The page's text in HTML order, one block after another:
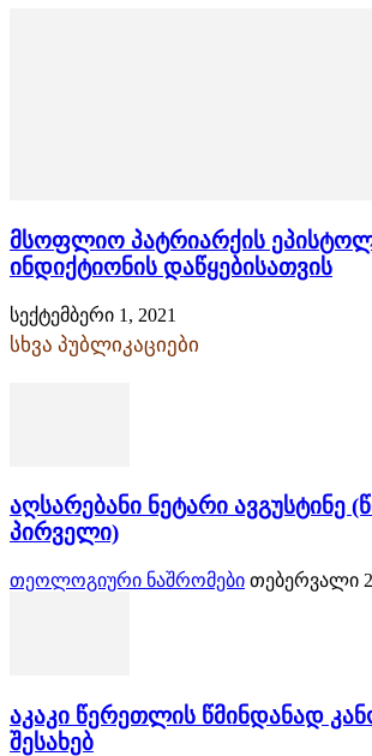
მსოფლიო პატრიარქის
ინდიქტიონის დაწყებისათვის
სექტემბერი 1, 2021
სხვა პუბლიკაციები
აღსარებანი ნეტარი ავგუსტინე
პირველი)
თეოლოგიური ნაშრომები თებერვალი
აკაკი წერეთლის წმინდანად
შესახებ